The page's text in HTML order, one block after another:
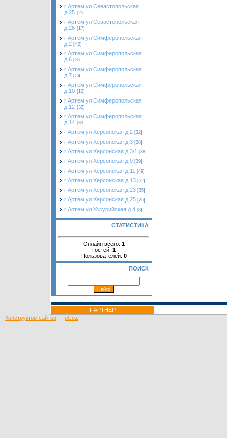
г Артем ул Севастопольская
д.25 [25]
г Артем ул Севастопольская
д.26 [17]
г Артем ул Симферопольская
д.2 [42]
г Артем ул Симферопольская
д.6 [35]
г Артем ул Симферопольская
д.7 [24]
г Артем ул Симферопольская
д.10 [10]
г Артем ул Симферопольская
д.12 [32]
г Артем ул Симферопольская
д.14 [33]
г Артем ул Херсонская д.2 [32]
г Артем ул Херсонская д.3 [38]
г Артем ул Херсонская д.3/1 [38]
г Артем ул Херсонская д.9 [39]
г Артем ул Херсонская д.11 [49]
г Артем ул Херсонская д.13 [52]
г Артем ул Херсонская д.23 [35]
г Артем ул Херсонская д.25 [25]
г Артем ул Уссурийская д.4 [8]
СТАТИСТИКА
Онлайн всего: 1
Гостей: 1
Пользователей: 0
ПОИСК
ПАРТНЕР
Конструктор сайтов — uCoz